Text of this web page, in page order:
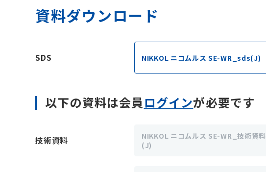
資料ダウンロード
SDS NIKKOL ニコムルス SE-WR_sds(J)
以下の資料は会員ログインが必要です
技術資料
NIKKOL ニコムルス SE-WR_技術資料
(J)